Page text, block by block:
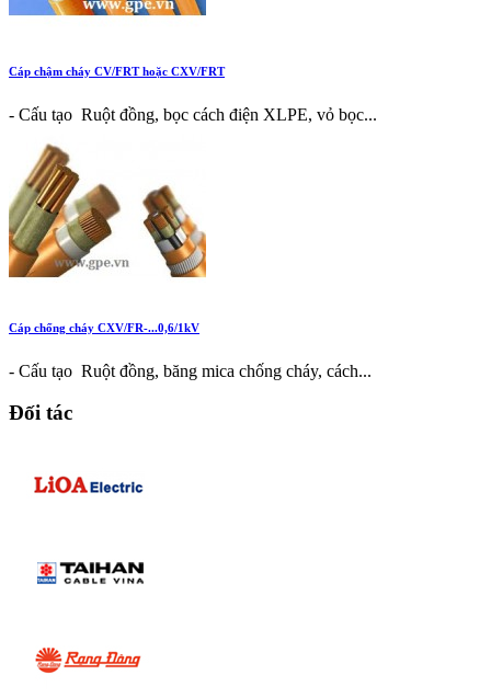
Cáp chậm cháy CV/FRT hoặc CXV/FRT
- Cấu tạo Ruột đồng, bọc cách điện XLPE, vỏ bọc...
Cáp chống cháy CXV/FR-...0,6/1kV
- Cấu tạo Ruột đồng, băng mica chống cháy, cách...
Đối tác